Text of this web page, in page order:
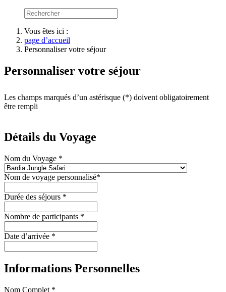
Vous êtes ici :
page d’accueil
Personnaliser votre séjour
Personnaliser votre séjour
Les champs marqués d’un astérisque (*) doivent obligatoirement
être rempli
Détails du Voyage
Nom du Voyage *
Nom de voyage personnalisé*
Durée des séjours *
Nombre de participants *
Date d’arrivée *
Informations Personnelles
Nom Complet *